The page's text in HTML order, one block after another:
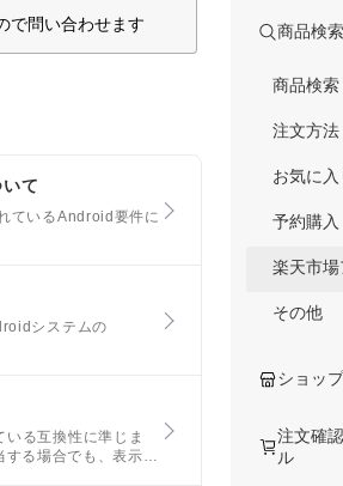
で問い合わせます
て
ているAndroid要件に
システムの
る互換性に準じま
る場合でも、表示や
商品検
商品検索
注文方法
お気に入
予約購
楽天市場
その他
ショッ
注文確
ル